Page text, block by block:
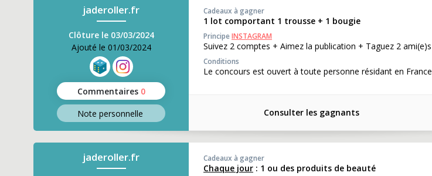
jaderoller.fr
Clôture le 03/03/2024
Ajouté le 01/03/2024
Commentaires 0
Note personnelle
Cadeaux à gagner
1 lot comportant 1 trousse + 1 bougie
PrincipeINSTAGRAM
Suivez 2 comptes + Aimez la publication + Taguez 2 ami(e)s
Conditions
Le concours est ouvert à toute personne résidant en France
Consulter les gagnants
jaderoller.fr Cadeaux à gagner
Chaque jour : 1 ou des produits de beauté